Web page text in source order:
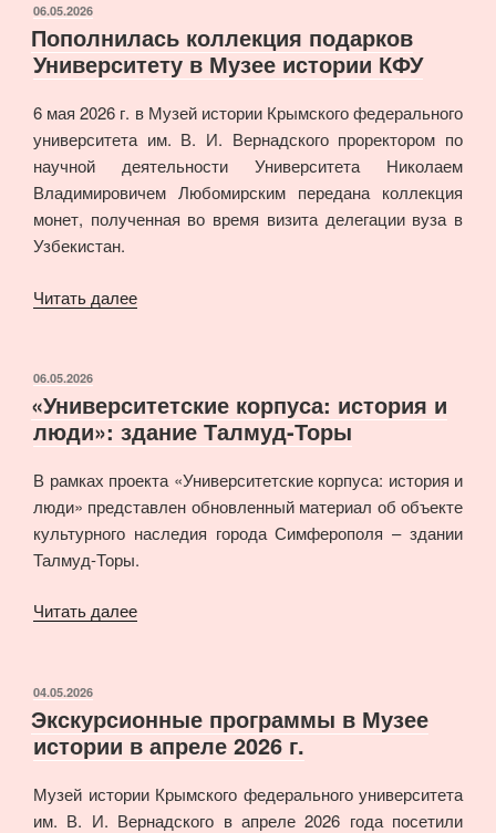
Специальной
военной
операции»
ОПУБЛИКОВАНО
06.05.2026
Пополнилась коллекция подарков
Университету в Музее истории КФУ
6 мая 2026 г. в Музей истории Крымского федерального
университета им. В. И. Вернадского проректором по
научной деятельности Университета Николаем
Владимировичем Любомирским передана коллекция
монет, полученная во время визита делегации вуза в
Узбекистан.
Читать далее«Пополнилась
в
Музее
истории
КФУ»
ОПУБЛИКОВАНО
06.05.2026
«Университетские корпуса: история и
люди»: здание Талмуд-Торы
В рамках проекта «Университетские корпуса: история и
люди» представлен обновленный материал об объекте
культурного наследия города Симферополя – здании
Талмуд-Торы.
Читать далее««Университетские
люди»:
здание
Талмуд-
Торы»
ОПУБЛИКОВАНО
04.05.2026
Экскурсионные программы в Музее
истории в апреле 2026 г.
Музей истории Крымского федерального университета
им. В. И. Вернадского в апреле 2026 года посетили